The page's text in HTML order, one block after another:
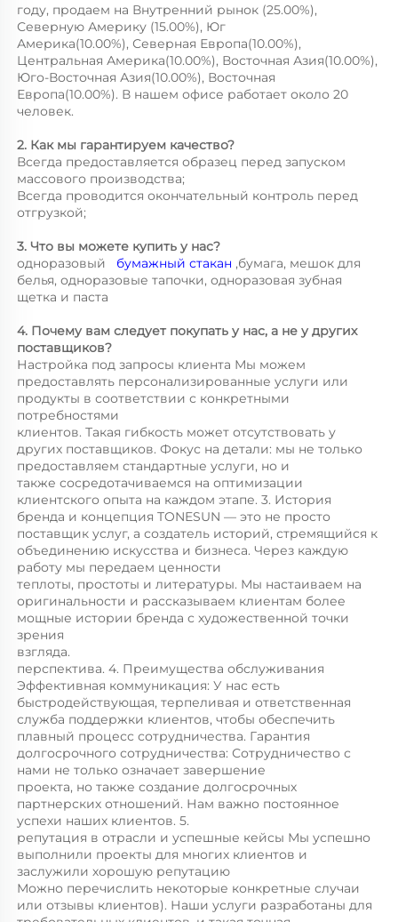
году, продаем на Внутренний рынок (25.00%),
Северную Америку (15.00%), Юг
Америка(10.00%), Северная Европа(10.00%),
Центральная Америка(10.00%), Восточная Азия(10.00%),
Юго-Восточная Азия(10.00%), Восточная
Европа(10.00%). В нашем офисе работает около 20
человек.
2. Как мы гарантируем качество?
Всегда предоставляется образец перед запуском
массового производства;
Всегда проводится окончательный контроль перед
отгрузкой;
3. Что вы можете купить у нас?
одноразовый бумажный стакан ,бумага, мешок для
белья, одноразовые тапочки, одноразовая зубная
щетка и паста
4. Почему вам следует покупать у нас, а не у других
поставщиков?
Настройка под запросы клиента Мы можем
предоставлять персонализированные услуги или
продукты в соответствии с конкретными
потребностями
клиентов. Такая гибкость может отсутствовать у
других поставщиков. Фокус на детали: мы не только
предоставляем стандартные услуги, но и
также сосредотачиваемся на оптимизации
клиентского опыта на каждом этапе. 3. История
бренда и концепция TONESUN — это не просто
поставщик услуг, а создатель историй, стремящийся к
объединению искусства и бизнеса. Через каждую
работу мы передаем ценности
теплоты, простоты и литературы. Мы настаиваем на
оригинальности и рассказываем клиентам более
мощные истории бренда с художественной точки
зрения
взгляда.
перспектива. 4. Преимущества обслуживания
Эффективная коммуникация: У нас есть
быстродействующая, терпеливая и ответственная
служба поддержки клиентов, чтобы обеспечить
плавный процесс сотрудничества. Гарантия
долгосрочного сотрудничества: Сотрудничество с
нами не только означает завершение
проекта, но также создание долгосрочных
партнерских отношений. Нам важно постоянное
успехи наших клиентов. 5.
репутация в отрасли и успешные кейсы Мы успешно
выполнили проекты для многих клиентов и
заслужили хорошую репутацию
Можно перечислить некоторые конкретные случаи
или отзывы клиентов). Наши услуги разработаны для